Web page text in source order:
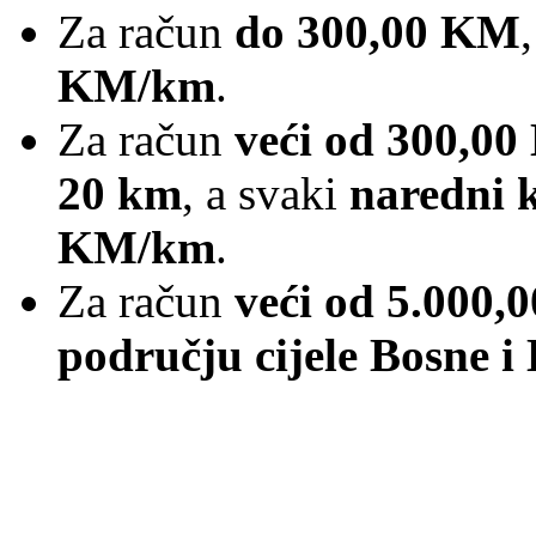
Za račun do 300,00 KM
KM/km.
Za račun veći od
20 km, a svaki naredni
KM/km.
Za račun veći od
području cijele Bosne i